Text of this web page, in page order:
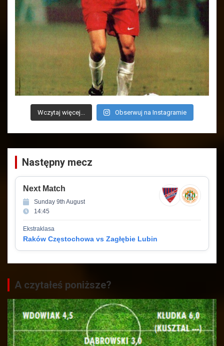
Wczytaj więcej... Obserwuj na Instagramie
Następny mecz
Next Match
Sunday 9th August
14:45
Ekstraklasa
Raków Częstochowa vs Zagłębie Lubin
A czytałeś poniższe?